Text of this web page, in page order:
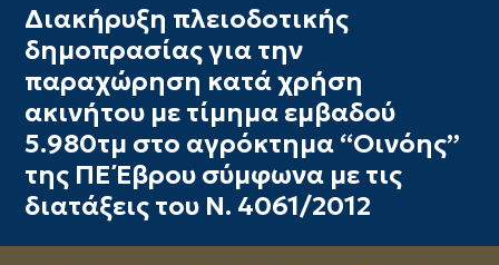
Διακήρυξη πλειοδοτικής
δημοπρασίας για την
παραχώρηση κατά χρήση
ακινήτου με τίμημα εμβαδού
5.980τμ στο αγρόκτημα “Οινόης”
της ΠΕ Έβρου σύμφωνα με τις
διατάξεις του Ν. 4061/2012